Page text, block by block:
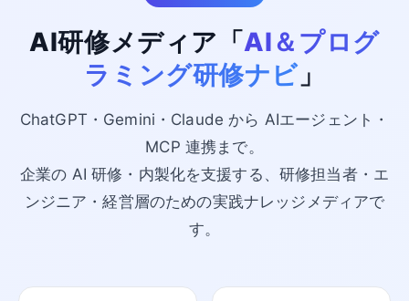
AI研修メディア「AI＆プログ
ラミング研修ナビ」
ChatGPT・Gemini・Claude から AIエージェント・
MCP 連携まで。
企業の AI 研修・内製化を支援する、研修担当者・エ
ンジニア・経営層のための実践ナレッジメディアで
す。